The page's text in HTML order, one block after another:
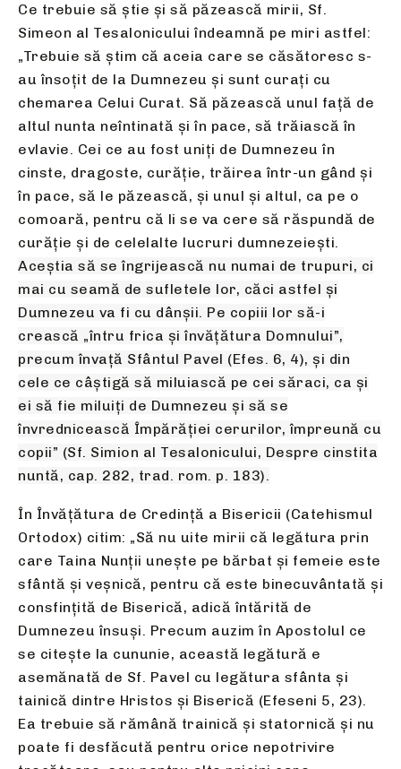
Ce trebuie să ştie şi să păzească mirii, Sf.
Simeon al Tesalonicului îndeamnă pe miri astfel:
„Trebuie să ştim că aceia care se căsătoresc s-
au însoţit de la Dumnezeu şi sunt curaţi cu
chemarea Celui Curat. Să păzească unul faţă de
altul nunta neîntinată şi în pace, să trăiască în
evlavie. Cei ce au fost uniți de Dumnezeu în
cinste, dragoste, curăţie, trăirea într-un gând şi
în pace, să le păzească, şi unul şi altul, ca pe o
comoară, pentru că li se va cere să răspundă de
curăţie şi de celelalte lucruri dumnezeieşti.
Aceștia să se îngrijească nu numai de trupuri, ci
mai cu seamă de sufletele lor, căci astfel şi
Dumnezeu va fi cu dânşii. Pe copiii lor să-i
crească „întru frica şi învăţătura Domnului”,
precum învaţă Sfântul Pavel (Efes. 6, 4), şi din
cele ce câştigă să miluiască pe cei săraci, ca şi
ei să fie miluiţi de Dumnezeu şi să se
învrednicească Împărăţiei cerurilor, împreună cu
copii” (Sf. Simion al Tesalonicului, Despre cinstita
nuntă, cap. 282, trad. rom. p. 183).
În Învățătura de Credință a Bisericii (Catehismul
Ortodox) citim: „Să nu uite mirii că legătura prin
care Taina Nunţii uneşte pe bărbat şi femeie este
sfântă şi veşnică, pentru că este binecuvântată şi
consfinţită de Biserică, adică întărită de
Dumnezeu însuşi. Precum auzim în Apostolul ce
se citeşte la cununie, această legătură e
asemănată de Sf. Pavel cu legătura sfânta şi
tainică dintre Hristos şi Biserică (Efeseni 5, 23).
Ea trebuie să rămână trainică şi statornică şi nu
poate fi desfăcută pentru orice nepotrivire